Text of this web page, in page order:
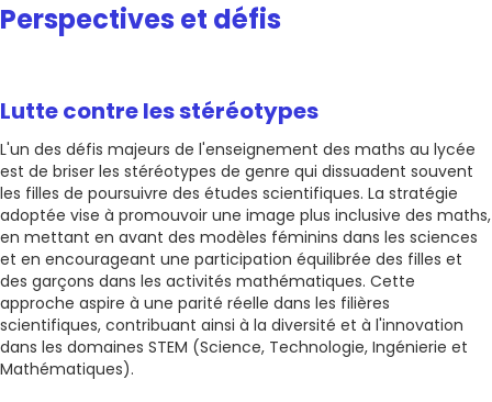
Perspectives et défis
Lutte contre les stéréotypes
L'un des défis majeurs de l'enseignement des maths au lycée
est de briser les stéréotypes de genre qui dissuadent souvent
les filles de poursuivre des études scientifiques. La stratégie
adoptée vise à promouvoir une image plus inclusive des maths,
en mettant en avant des modèles féminins dans les sciences
et en encourageant une participation équilibrée des filles et
des garçons dans les activités mathématiques. Cette
approche aspire à une parité réelle dans les filières
scientifiques, contribuant ainsi à la diversité et à l'innovation
dans les domaines STEM (Science, Technologie, Ingénierie et
Mathématiques).